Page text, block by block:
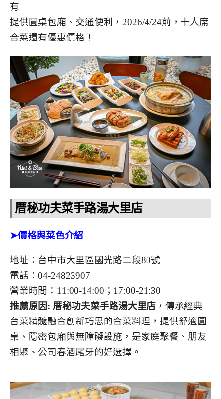
有
提供圓桌包廂、交通便利，2026/4/24前，十人席
合菜還有優惠價格！
厝秘功夫菜手路湯大里店
➤價格與菜色介紹
地址：台中市大里區國光路二段80號
電話：04-24823907
營業時間：11:00-14:00；17:00-21:30
推薦原因: 厝秘功夫菜手路湯大里店 ，傳承經典
台菜精髓融合創新巧思的合菜料理，提供舒適圓
桌、隱密包廂與無障礙設施，是家庭聚餐、朋友
相聚、公司春酒尾牙的好選擇。